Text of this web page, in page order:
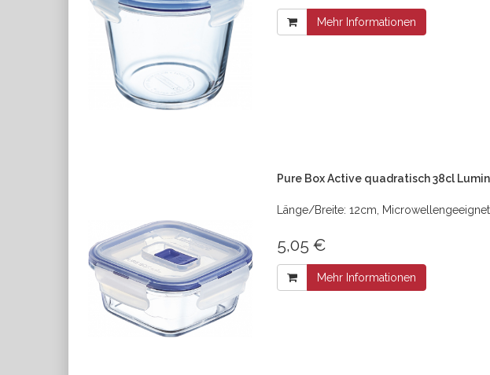
Mehr Informationen
Pure Box Active quadratisch 38cl
Länge/Breite: 12cm, Microwellengeeignet
5,05 €
Mehr Informationen